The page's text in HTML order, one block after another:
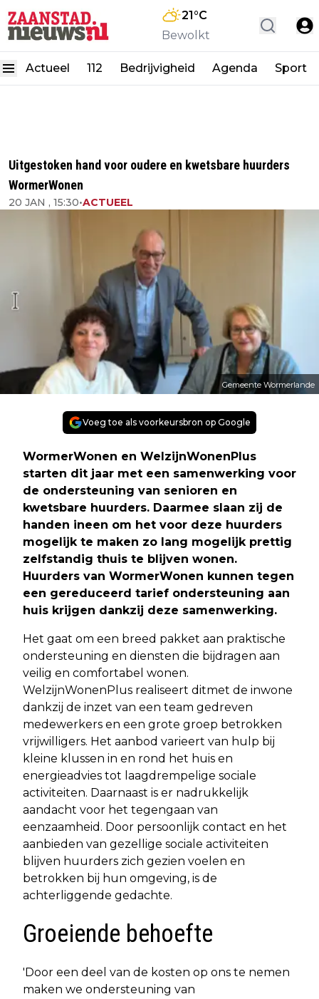
21°C
Bewolkt
Actueel 112 Bedrijvigheid Agenda Sport
Uitgestoken hand voor oudere en kwetsbare huurders
WormerWonen
20 JAN , 15:30•ACTUEEL
Gemeente Wormerlande
Voeg toe als voorkeursbron op Google
WormerWonen en WelzijnWonenPlus
starten dit jaar met een samenwerking voor
de ondersteuning van senioren en
kwetsbare huurders. Daarmee slaan zij de
handen ineen om het voor deze huurders
mogelijk te maken zo lang mogelijk prettig
zelfstandig thuis te blijven wonen.
Huurders van WormerWonen kunnen tegen
een gereduceerd tarief ondersteuning aan
huis krijgen dankzij deze samenwerking.
Het gaat om een breed pakket aan praktische
ondersteuning en diensten die bijdragen aan
veilig en comfortabel wonen.
WelzijnWonenPlus realiseert ditmet de inwone
dankzij de inzet van een team gedreven
medewerkers en een grote groep betrokken
vrijwilligers. Het aanbod varieert van hulp bij
kleine klussen in en rond het huis en
energieadvies tot laagdrempelige sociale
activiteiten. Daarnaast is er nadrukkelijk
aandacht voor het tegengaan van
eenzaamheid. Door persoonlijk contact en het
aanbieden van gezellige sociale activiteiten
blijven huurders zich gezien voelen en
betrokken bij hun omgeving, is de
achterliggende gedachte.
Groeiende behoefte
'Door een deel van de kosten op ons te nemen
maken we ondersteuning van